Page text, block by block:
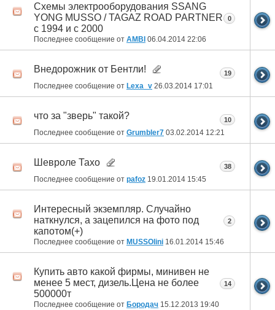
Схемы электрооборудования SSANG
YONG MUSSO / TAGAZ ROAD PARTNER
с 1994 и с 2000
Последнее сообщение от AMBI 06.04.2014 22:06
0
Внедорожник от Бентли!
Последнее сообщение от Lexa_v 26.03.2014 17:01
19
что за "зверь" такой?
Последнее сообщение от Grumbler7 03.02.2014 12:21
10
Шевроле Тахо
Последнее сообщение от pafoz 19.01.2014 15:45
38
Интересный экземпляр. Случайно
наткнулся, а зацепился на фото под
капотом(+)
Последнее сообщение от MUSSOlini 16.01.2014 15:46
2
Купить авто какой фирмы, минивен не
менее 5 мест, дизель.Цена не более
500000т
Последнее сообщение от Бородач 15.12.2013 19:40
14